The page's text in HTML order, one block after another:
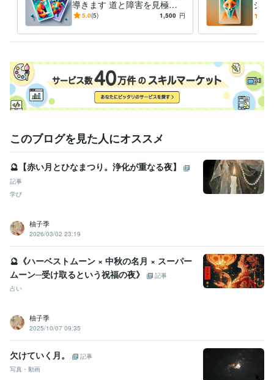
Word:22年freee:6年Google Analytics:6年
Google Search Console:6年
Google Tag Manager:5年
ChatGPT:1年
DALL-E:1年Photopea:1年
Adobe Premiere Pro:2年Canva:1年Figma:1年Adobe XD:3年
その他ツール
Visual Studio Code:6年
得意分野
占い オラクルカードリーディング
語学力
英語 日常会話レベル
導きます 道と障害を見極
め、次の一歩を導く2カード
5.0(5) 1,500 円
ジを
う、
このブログを見た人にオススメ
🔮【赤い月とひなまつり。浄化が重なる夜】
記事
学び
柚子季
2026/03/02 23:19
🔮《ハーベストムーン × 中秋の名月 × スーパー
ムーン─受け取るという祝福の夜》
記事
占い
柚子季
2025/10/07 09:35
欠けていく月。
記事
写真・動画